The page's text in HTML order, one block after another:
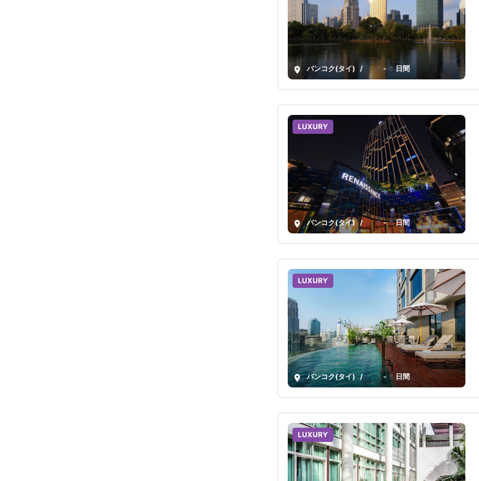
バンコク(タイ) / 4-8日間
LUXURY
バンコク(タイ) / 4-8日間
LUXURY
バンコク(タイ) / 4-8日間
LUXURY